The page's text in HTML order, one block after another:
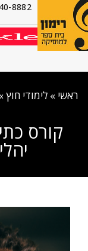
8882
ראשי »לימודי חוץ
קורס
יהלי